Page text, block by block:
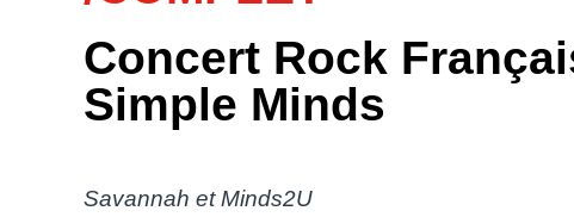
Concert Rock
Simple Minds
Savannah et Minds2U